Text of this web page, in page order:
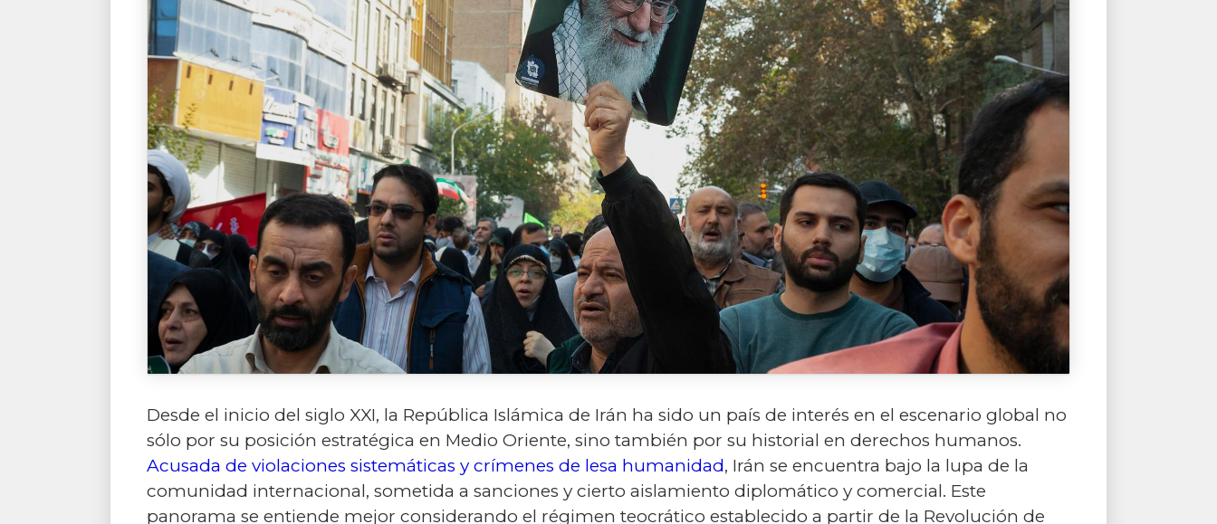
Desde el inicio del siglo XXI, la República Islámica de Irán ha sido un país de interés en el escenario global no
sólo por su posición estratégica en Medio Oriente, sino también por su historial en derechos humanos.
Acusada de violaciones sistemáticas y crímenes de lesa humanidad, Irán se encuentra bajo la lupa de la
comunidad internacional, sometida a sanciones y cierto aislamiento diplomático y comercial. Este
panorama se entiende mejor considerando el régimen teocrático establecido a partir de la Revolución de